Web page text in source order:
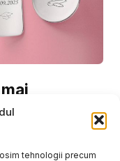
tehnologii precum
verii într-
care o